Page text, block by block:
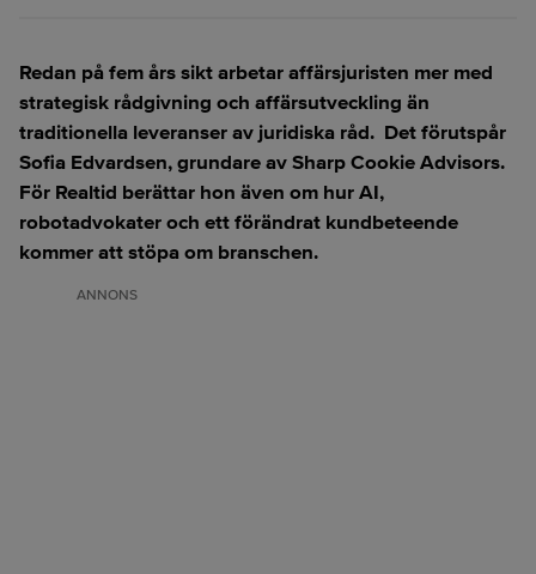
Redan på fem års sikt arbetar affärsjuristen mer med
strategisk rådgivning och affärsutveckling än
traditionella leveranser av juridiska råd. Det förutspår
Sofia Edvardsen, grundare av Sharp Cookie Advisors.
För Realtid berättar hon även om hur AI,
robotadvokater och ett förändrat kundbeteende
kommer att stöpa om branschen.
ANNONS